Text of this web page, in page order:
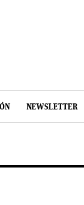
NEWSLETTER